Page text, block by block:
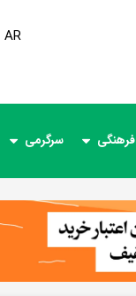
AR
فرهنگی سرگرمی